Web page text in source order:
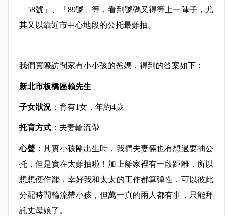
「58號」、「89號」等，看到號碼又得等上一陣子，尤
其又以靠近市中心地段的公托最難抽。
我們實際訪問家有小小孩的爸媽，得到的答案如下：
新北市板橋區賴先生
子女狀況：育有1女，年約4歲
托育方式：夫妻輪流帶
心聲 ：其實小孩剛出生時，我們夫妻倆也有想過要抽公
托，但是實在太難抽啦！加上離家裡有一段距離，所以
想想便作罷，幸好我和太太的工作都算彈性，可以彼此
分配時間輪流帶小孩，但萬一真的兩人都有事，只能拜
託丈母娘了。